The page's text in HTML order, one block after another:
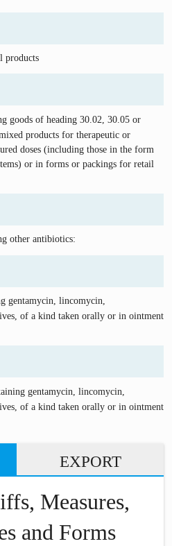
products
goods of heading 30.02, 30.05 or
products for therapeutic or
doses (including those in the form
or in forms or packings for retail
other antibiotics:
gentamycin, lincomycin,
of a kind taken orally or in ointment
gentamycin, lincomycin,
of a kind taken orally or in ointment
EXPORT
Measures,
and Forms